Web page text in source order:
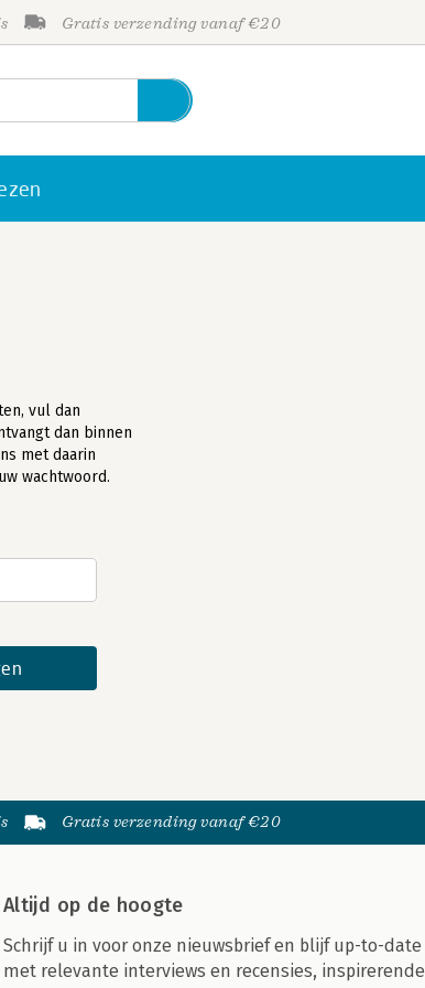
Gratis verzending vanaf €20
vul dan
dan binnen
met daarin
wachtwoord.
Gratis verzending vanaf €20
Altijd op de hoogte
Schrijf u in voor onze nieuwsbrief en blijf up-to-date
met relevante interviews en recensies, inspirerende
Personen